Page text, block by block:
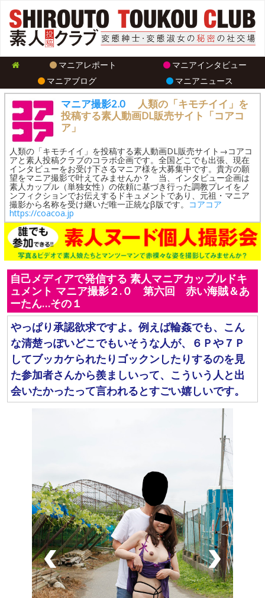
マニアレポート
マニアインタビュー
マニアブログ
マニアニュース
マニア撮影2.0
人類の「キモチイイ」を
投稿する素人動画DL販売サイト「コアコ
ア」
人類の「キモチイイ」を投稿する素人動画DL販売サイト→コアコ
アと素人投稿クラブのコラボ企画です。全国どこでも出張、現在
インタビューをお受け下さるマニア様を大募集中です。貴方の願
望をマニア撮影で叶えてみませんか？ 当、インタビュー企画は
素人カップル（単独女性）の依頼に基づき行った調教プレイをノ
ンフィクションでお伝えするドキュメントであり、元祖・マニア
撮影から名称を受け継いだ唯一正統なβ版です。 コアコア
https://coacoa.jp
自己メディアで発信する 素人マニアカップルドキ
ュメント マニア撮影２.０ 第六回 赤い海賊＆あ
ーたん…その１
やっぱり承認欲求ですよ。例えば輪姦でも、こん
な清楚っぽいどこでもいそうな人が、６Ｐや７Ｐ
してブッカケられたりゴックンしたりするのを見
た参加者さんから羨ましいって、こういう人と出
会いたかったって言われるとすごい嬉しいです。